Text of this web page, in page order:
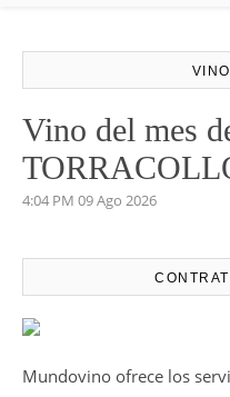
Vino del mes
4:04 PM 09 Ago 2026
Mundovino ofrece los